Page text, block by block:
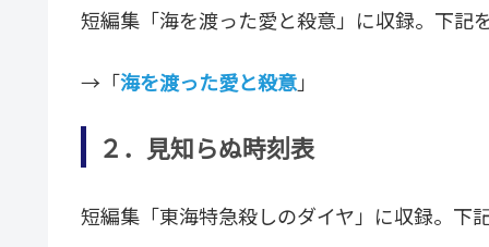
短編集「海を渡った愛と殺意」に収録。下
→「海を渡った愛と殺意」
２．見知らぬ時刻表
短編集「東海特急殺しのダイヤ」に収録。